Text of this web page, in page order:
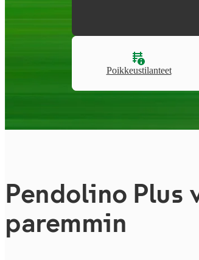
Poikkeustilanteet
Pendolino
paremmin